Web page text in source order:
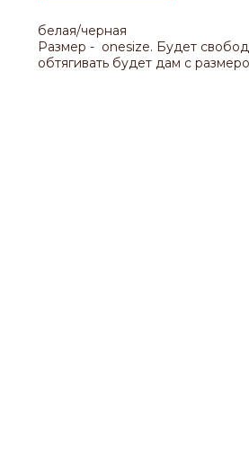
белая/черная
Размер - onesize. Будет
обтягивать будет дам с